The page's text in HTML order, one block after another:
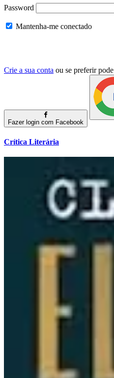
Password
Mantenha-me conectado
Crie a sua conta ou se preferir pode
Fazer login com Facebook
Crítica Literária